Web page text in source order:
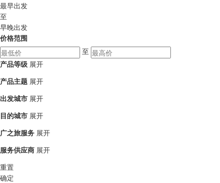
最早出发
至
早晚出发
价格范围
至
产品等级 展开
产品主题 展开
出发城市 展开
目的城市 展开
广之旅服务 展开
服务供应商 展开
重置
确定